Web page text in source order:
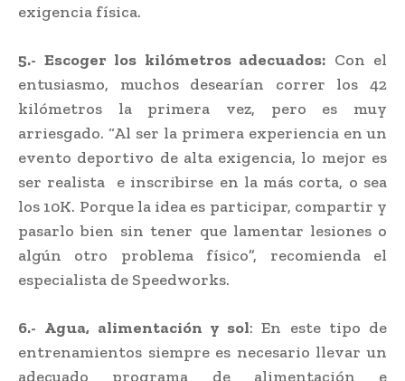
exigencia física.
5.- Escoger los kilómetros adecuados: Con el
entusiasmo, muchos desearían correr los 42
kilómetros la primera vez, pero es muy
arriesgado. “Al ser la primera experiencia en un
evento deportivo de alta exigencia, lo mejor es
ser realista e inscribirse en la más corta, o sea
los 10K. Porque la idea es participar, compartir y
pasarlo bien sin tener que lamentar lesiones o
algún otro problema físico”, recomienda el
especialista de Speedworks.
6.- Agua, alimentación y sol: En este tipo de
entrenamientos siempre es necesario llevar un
adecuado programa de alimentación e